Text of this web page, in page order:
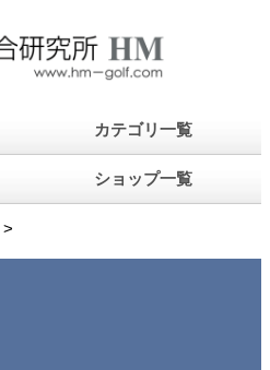
カテゴリ一覧
ショップ一覧
>